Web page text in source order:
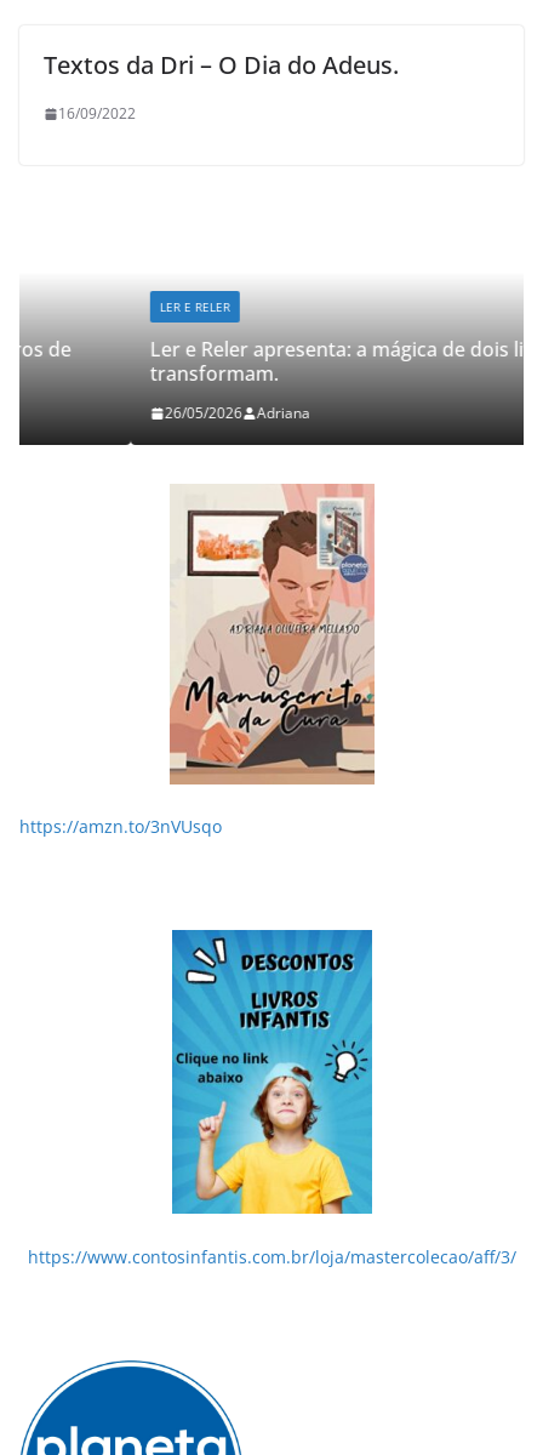
Textos da Dri – O Dia do Adeus.
16/09/2022
Ler e Reler apresenta: a mágica de dois livros que
transformam.
Adriana
https://amzn.to/3nVUsqo
https://www.contosinfantis.com.br/loja/mastercolecao/aff/3/